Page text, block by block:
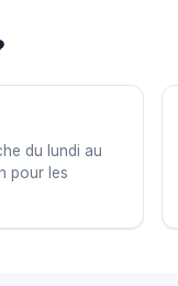
du lundi au
pour les